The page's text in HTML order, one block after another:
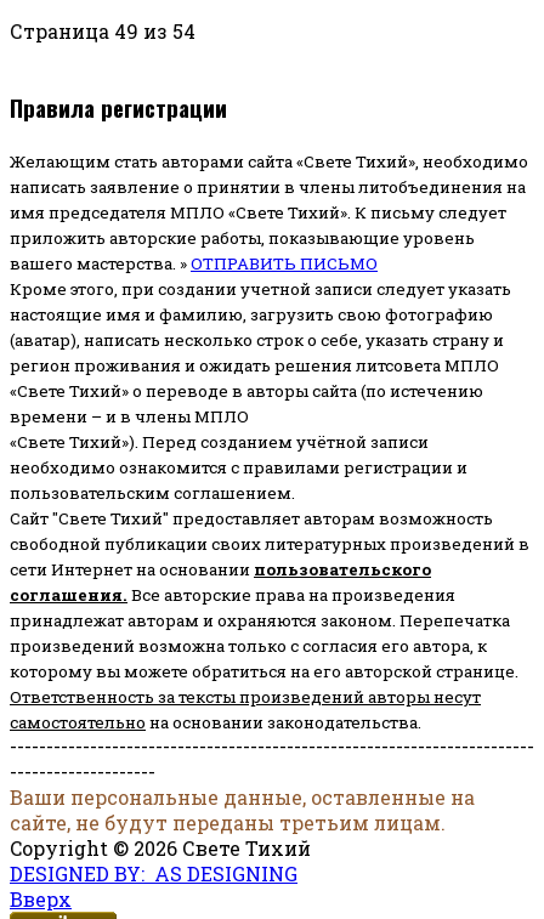
Страница 49 из 54
Правила регистрации
Желающим стать авторами сайта «Свете Тихий», необходимо
написать заявление о принятии в члены литобъединения на
имя председателя МПЛО «Свете Тихий». К письму следует
приложить авторские работы, показывающие уровень
вашего мастерства. »ОТПРАВИТЬ ПИСЬМО
Кроме этого, при создании учетной записи следует указать
настоящие имя и фамилию, загрузить свою фотографию
(аватар), написать несколько строк о себе, указать страну и
регион проживания и ожидать решения литсовета МПЛО
«Свете Тихий» о переводе в авторы сайта (по истечению
времени – и в члены МПЛО
«Свете Тихий»). Перед созданием учётной записи
необходимо ознакомится с правилами регистрации и
пользовательским соглашением.
Сайт "Свете Тихий" предоставляет авторам возможность
свободной публикации своих литературных произведений в
сети Интернет на основании пользовательского
соглашения. Все авторские права на произведения
принадлежат авторам и охраняются законом. Перепечатка
произведений возможна только с согласия его автора, к
которому вы можете обратиться на его авторской странице.
Ответственность за тексты произведений авторы несут
самостоятельно на основании законодательства.
------------------------------------------------------------------------
--------------------
Ваши персональные данные, оставленные на
сайте, не будут переданы третьим лицам.
Copyright © 2026 Свете Тихий
DESIGNED BY: AS DESIGNING
Вверх